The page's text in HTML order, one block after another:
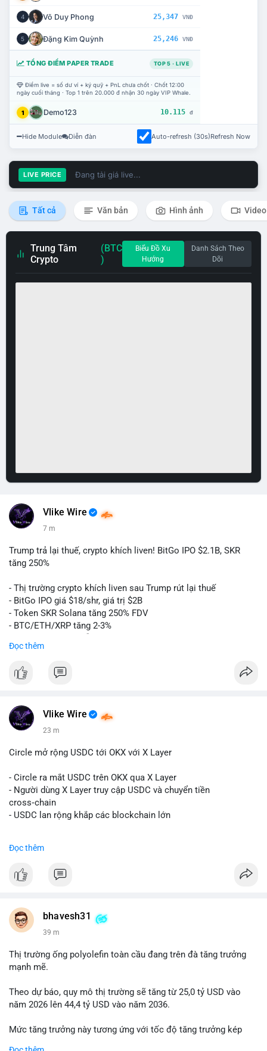
4 Võ Duy Phong 25,347 VNĐ
5 Đặng Kim Quỳnh 25,246 VNĐ
TỔNG ĐIỂM PAPER TRADE TOP 5 · LIVE
Điểm live = số dư ví + ký quỹ + PnL chưa chốt · Chốt 12:00
ngày cuối tháng · Top 1 trên 20.000 đ nhận 30 ngày VIP Whale.
1 Demo123 10.115 đ
Hide Module Diễn đàn Auto-refresh (30s)Refresh Now
LIVE PRICE Đang tải giá live...
Tất cả Văn bản Hình ảnh Video
Trung Tâm
Crypto
(BTC
)
Biểu Đồ Xu
Hướng
Danh Sách Theo
Dõi
Vlike Wire
7 m
Trump trả lại thuế, crypto khích liven! BitGo IPO $2.1B, SKR
tăng 250%
- Thị trường crypto khích liven sau Trump rút lại thuế
- BitGo IPO giá $18/shr, giá trị $2B
- Token SKR Solana tăng 250% FDV
- BTC/ETH/XRP tăng 2-3%
- US Senates chuẩn bị hành động Clarity Act
- Nga công nhận crypto là tài sản
$btc#btc$eth
📰 Nguồn: Decrypt
Đọc thêm
Vlike Wire
23 m
Circle mở rộng USDC tới OKX với X Layer
- Circle ra mắt USDC trên OKX qua X Layer
- Người dùng X Layer truy cập USDC và chuyển tiền
cross‑chain
- USDC lan rộng khắp các blockchain lớn
📰 Nguồn: Cointelegraph
Đọc thêm
bhavesh31
39 m
Thị trường ống polyolefin toàn cầu đang trên đà tăng trưởng
mạnh mẽ.
Theo dự báo, quy mô thị trường sẽ tăng từ 25,0 tỷ USD vào
năm 2026 lên 44,4 tỷ USD vào năm 2036.
Mức tăng trưởng này tương ứng với tốc độ tăng trưởng kép